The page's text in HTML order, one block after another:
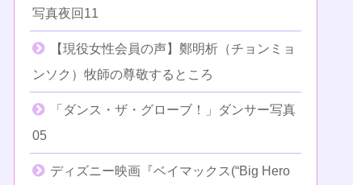
写真夜回11
【現役女性会員の声】鄭明析（チョンミョ
ンソク）牧師の尊敬するところ
「ダンス・ザ・グローブ！」ダンサー写真
05
ディズニー映画『ベイマックス(“Big Hero